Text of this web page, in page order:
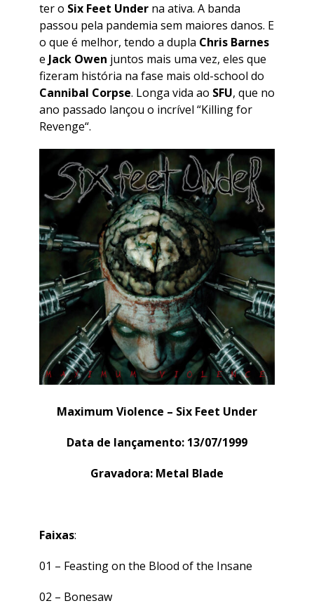
ter o Six Feet Under na ativa. A banda
passou pela pandemia sem maiores danos. E
o que é melhor, tendo a dupla Chris Barnes
e Jack Owen juntos mais uma vez, eles que
fizeram história na fase mais old-school do
Cannibal Corpse. Longa vida ao SFU, que no
ano passado lançou o incrível “Killing for
Revenge“.
Maximum Violence – Six Feet Under
Data de lançamento: 13/07/1999
Gravadora: Metal Blade
Faixas:
01 – Feasting on the Blood of the Insane
02 – Bonesaw